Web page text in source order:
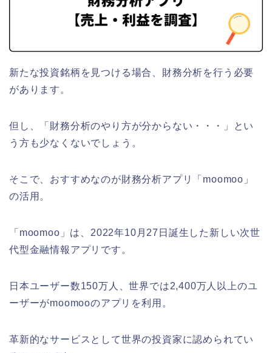
新たな投資銘柄を見つける場合、財務分析を行う必要
があります。
但し、「財務分析のやり方が分からない・・・」とい
う方も少なくないでしょう。
そこで、おすすめなのが財務分析アプリ「moomoo」
の活用。
「moomoo」は、2022年10月27日誕生した新しい次世
代型金融情報アプリです。
日本ユーザー数150万人、世界では2,400万人以上のユ
ーザーがmoomooのアプリを利用。
革新的なサービスとして世界の投資家に認められてい